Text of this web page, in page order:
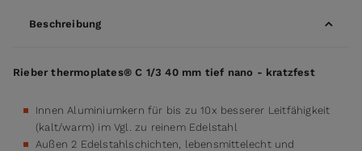
Beschreibung
Rieber thermoplates® C 1/3 40 mm tief nano - kratzfest
Innen Aluminiumkern für bis zu 10x besserer Leitfähigkeit
(kalt/warm) im Vgl. zu reinem Edelstahl
Außen 2 Edelstahlschichten, lebensmittelecht und